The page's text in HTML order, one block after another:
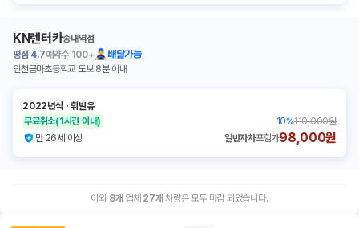
KN렌터카송내역점
평점 4.7예약수 100+
배달가능
인천금마초등학교 도보 8분 이내
2022년식 ㆍ휘발유
무료취소(1시간 이내) 10%110,000원
만 26세 이상
일반자차포함가98,000원
이외 8개 업체 27개 차량은 모두 마감 되었습니다.